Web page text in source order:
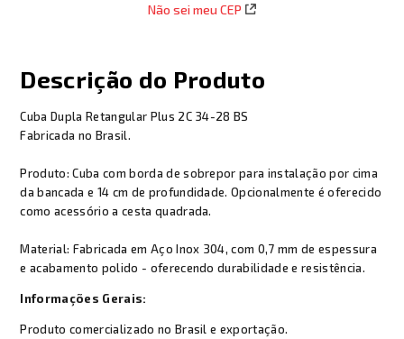
Não sei meu CEP
Descrição do Produto
Cuba Dupla Retangular Plus 2C 34-28 BS
Fabricada no Brasil.
Produto: Cuba com borda de sobrepor para instalação por cima
da bancada e 14 cm de profundidade. Opcionalmente é oferecido
como acessório a cesta quadrada.
Material: Fabricada em Aço Inox 304, com 0,7 mm de espessura
e acabamento polido - oferecendo durabilidade e resistência.
Informações Gerais:
Produto comercializado no Brasil e exportação.